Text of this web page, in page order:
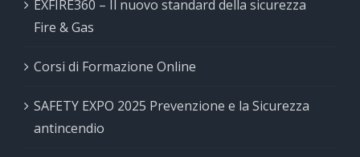
EXFIRE360 – Il nuovo standard della sicurezza
Fire & Gas
Corsi di Formazione Online
SAFETY EXPO 2025 Prevenzione e la Sicurezza
antincendio